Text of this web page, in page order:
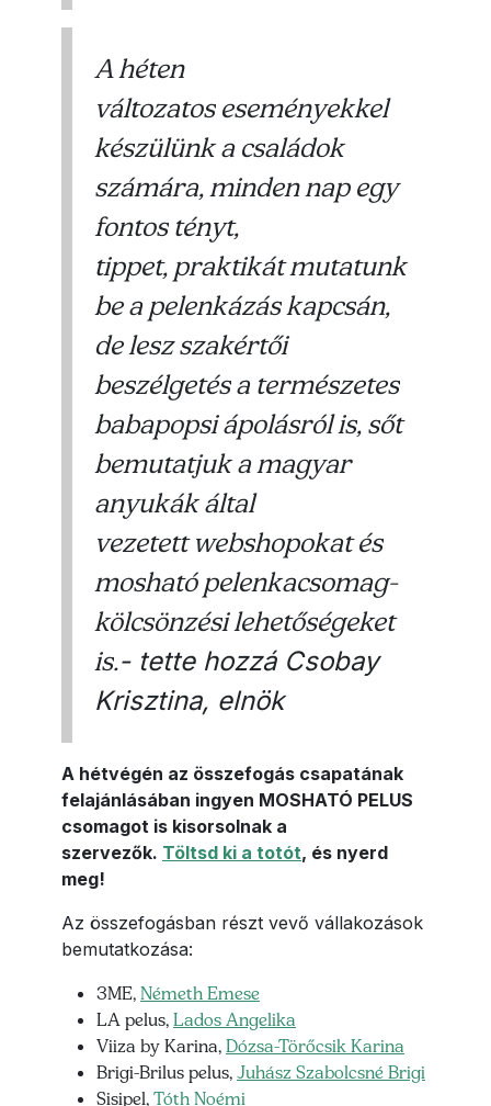
A héten
változatos eseményekkel
készülünk a családok
számára, minden nap egy
fontos tényt,
tippet, praktikát mutatunk
be a pelenkázás kapcsán,
de lesz szakértői
beszélgetés a természetes
babapopsi ápolásról is, sőt
bemutatjuk a magyar
anyukák által
vezetett webshopokat és
mosható pelenkacsomag-
kölcsönzési lehetőségeket
is.- tette hozzá Csobay
Krisztina, elnök
A hétvégén az összefogás csapatának
felajánlásában ingyen MOSHATÓ PELUS
csomagot is kisorsolnak a
szervezők. Töltsd ki a totót, és nyerd
meg!
Az összefogásban részt vevő vállakozások
bemutatkozása:
3ME, Németh Emese
LA pelus, Lados Angelika
Viiza by Karina, Dózsa-Törőcsik Karina
Brigi-Brilus pelus, Juhász Szabolcsné Brigi
Sisipel, Tóth Noémi